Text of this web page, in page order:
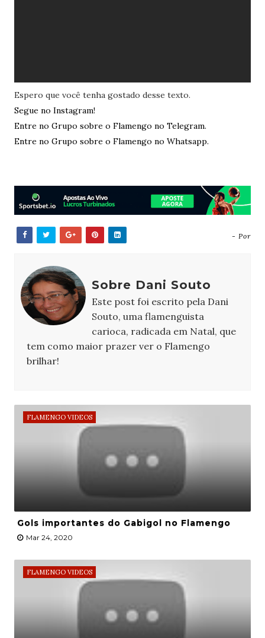
Espero que você tenha gostado desse texto.
Segue no Instagram!
Entre no Grupo sobre o Flamengo no Telegram.
Entre no Grupo sobre o Flamengo no Whatsapp.
- Por
Sobre Dani Souto
Este post foi escrito pela Dani
Souto, uma flamenguista
carioca, radicada em Natal, que
tem como maior prazer ver o Flamengo
brilhar!
FLAMENGO VIDEOS
Gols importantes do Gabigol no Flamengo
Mar 24, 2020
FLAMENGO VIDEOS